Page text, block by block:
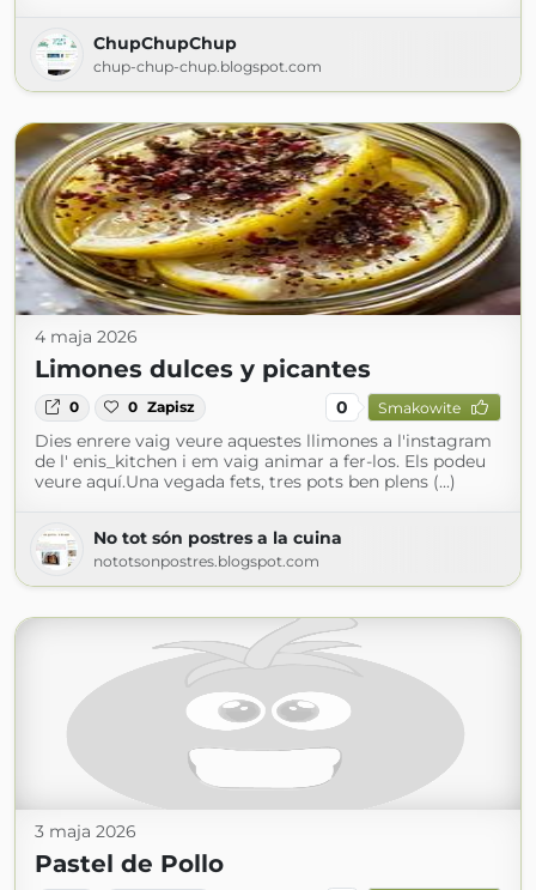
ChupChupChup
chup-chup-chup.blogspot.com
4 maja 2026
Limones dulces y picantes
0 0 Zapisz 0 Smakowite
Dies enrere vaig veure aquestes llimones a l'instagram
de l' enis_kitchen i em vaig animar a fer-los. Els podeu
veure aquí.Una vegada fets, tres pots ben plens (...)
No tot són postres a la cuina
nototsonpostres.blogspot.com
3 maja 2026
Pastel de Pollo